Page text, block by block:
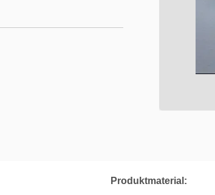
Produktmaterial: